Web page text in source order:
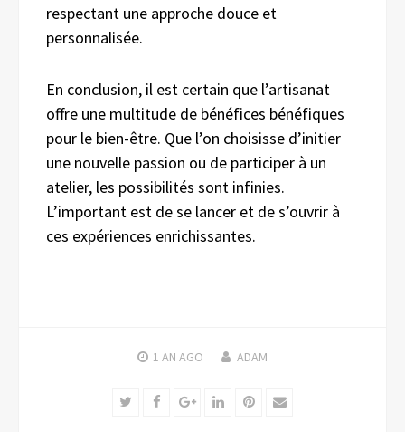
respectant une approche douce et
personnalisée.
En conclusion, il est certain que l’artisanat
offre une multitude de bénéfices bénéfiques
pour le bien-être. Que l’on choisisse d’initier
une nouvelle passion ou de participer à un
atelier, les possibilités sont infinies.
L’important est de se lancer et de s’ouvrir à
ces expériences enrichissantes.
1 AN AGO ADAM
TwitterFacebookGoogle+LinkedInPinterest
Email